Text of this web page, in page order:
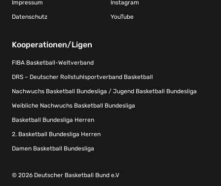
Impressum
Datenschutz
Instagram
YouTube
Kooperationen/Ligen
FIBA Basketball-Weltverband
DRS – Deutscher Rollstuhlsportverband Basketball
Nachwuchs Basketball Bundesliga / Jugend Basketball Bundesliga
Weibliche Nachwuchs Basketball Bundesliga
Basketball Bundesliga Herren
2. Basketball Bundesliga Herren
Damen Basketball Bundesliga
© 2026 Deutscher Basketball Bund e.V